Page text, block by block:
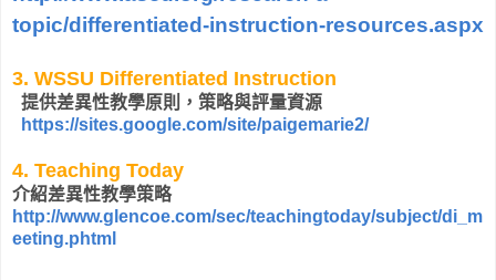
topic/differentiated-instruction-resources.aspx
3. WSSU Differentiated Instruction
提供差異性教學原則，策略與評量資源
https://sites.google.com/site/paigemarie2/
4. Teaching Today
介紹差異性教學策略
http://www.glencoe.com/sec/teachingtoday/subject/di_m
eeting.phtml